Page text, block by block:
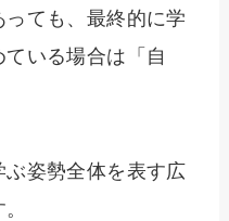
ても、最終的に学
いる場合は「自
姿勢全体を表す広